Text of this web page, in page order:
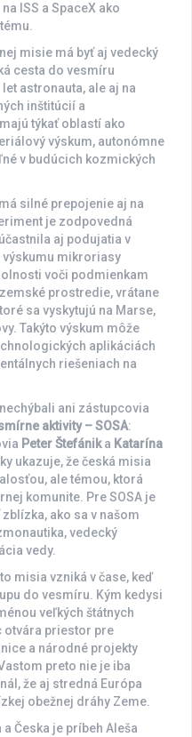
ISS a SpaceX ako
misie má byť aj vedecký
cesta do vesmíru
astronauta, ale aj na
inštitúcií a
týkať oblastí ako
výskum, autonómne
v budúcich kozmických
silné prepojenie aj na
je zodpovedná
aj podujatia v
výskumu mikroriasy
voči podmienkam
prostredie, vrátane
sa vyskytujú na Marse,
Takýto výskum môže
aplikáciách
riešeniach na
ani zástupcovia
aktivity – SOSA:
Peter Štefánika Katarína
ukazuje, že česká misia
ale témou, ktorá
komunite. Pre SOSA je
ako sa v našom
vedecký
vedy.
misia vzniká v čase, keď
do vesmíru. Kým kedysi
veľkých štátnych
otvára priestor pre
a národné projekty
preto nie je iba
že aj stredná Európa
obežnej dráhy Zeme.
Česka je príbeh Aleša